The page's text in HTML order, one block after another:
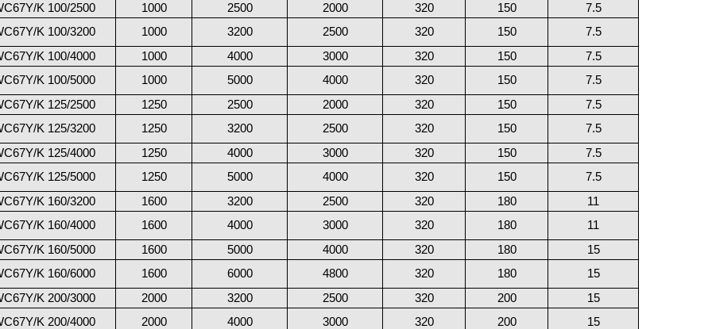
K 100/2500
1000 2500 2000 320 150
7.5
K 100/3200
1000 3200 2500 320 150
7.5
K 100/4000
1000 4000 3000 320 150
7.5
K 100/5000
1000 5000 4000 320 150
7.5
K 125/2500
1250 2500 2000 320 150
7.5
K 125/3200
1250 3200 2500 320 150
7.5
K 125/4000
1250 4000 3000 320 150
7.5
K 125/5000
1250 5000 4000 320 150
7.5
K 160/3200
1600 3200 2500 320 180
11
K 160/4000
1600 4000 3000 320 180
11
K 160/5000
1600 5000 4000 320 180
15
K 160/6000
1600 6000 4800 320 180
15
K 200/3000
2000 3200 2500 320 200
15
K 200/4000
2000 4000 3000 320 200
15